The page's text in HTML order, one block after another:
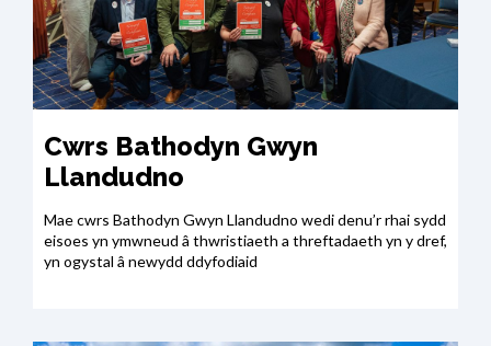
Cwrs Bathodyn Gwyn
Llandudno
Mae cwrs Bathodyn Gwyn Llandudno wedi denu’r rhai sydd
eisoes yn ymwneud â thwristiaeth a threftadaeth yn y dref,
yn ogystal â newydd ddyfodiaid